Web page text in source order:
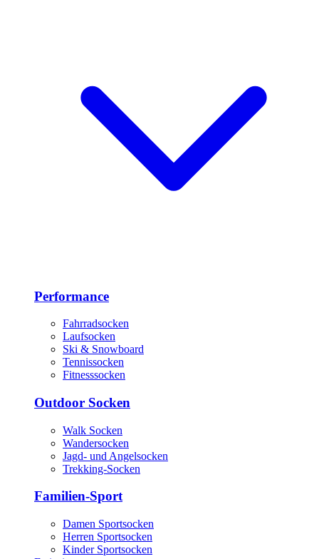
Performance
Fahrradsocken
Laufsocken
Ski & Snowboard
Tennissocken
Fitnesssocken
Outdoor Socken
Walk Socken
Wandersocken
Jagd- und Angelsocken
Trekking-Socken
Familien-Sport
Damen Sportsocken
Herren Sportsocken
Kinder Sportsocken